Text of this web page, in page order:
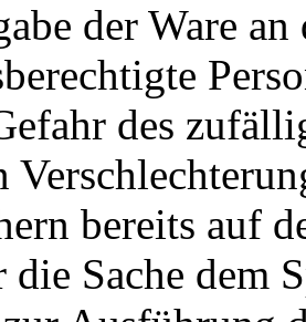
der Ware
des
bereits auf
die Sache dem